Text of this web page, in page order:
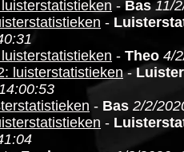
- Bas 11/
-
- Theo 4/
luisterstatistieken-
- Bas 2/2/
-